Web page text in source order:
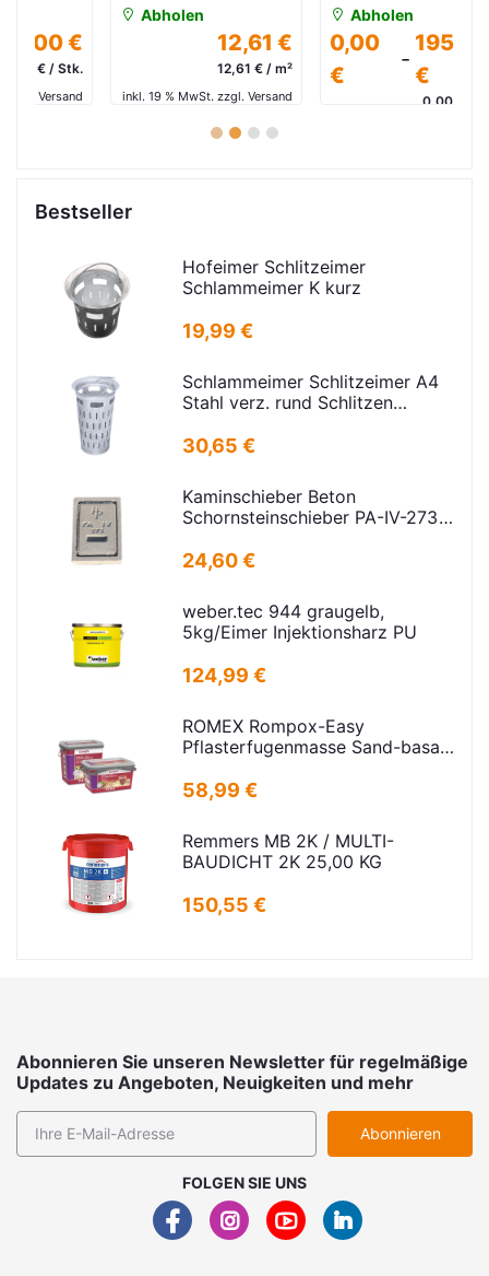
Abholen
12,61 €
12,61 € / m²
inkl. 19 % MwSt. zzgl. Versand
Abholen
0,00
€
-
195,79
0,00 € / Stk.
inkl. 19 % MwSt. zzgl. Versand
1 2 3 4
Bestseller
Hofeimer Schlitzeimer
Schlammeimer K kurz
19,99 €
Schlammeimer Schlitzeimer A4
Stahl verz. rund Schlitzen
30,65 €
Kaminschieber Beton
Schornsteinschieber PA-IV-273
16,5x24,5cm
24,60 €
weber.tec 944 graugelb,
5kg/Eimer Injektionsharz PU
124,99 €
ROMEX Rompox-Easy
Pflasterfugenmasse Sand-basalt
58,99 €
Remmers MB 2K / MULTI-
BAUDICHT 2K 25,00 KG
150,55 €
Abonnieren Sie unseren Newsletter für regelmäßige
Updates zu Angeboten, Neuigkeiten und mehr
Abonnieren
FOLGEN SIE UNS